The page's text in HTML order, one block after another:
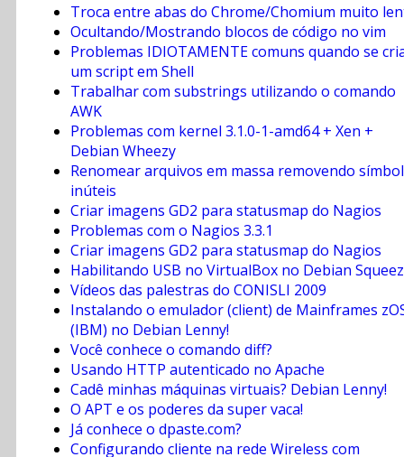
Troca entre abas do Chrome/Chomium muito
Ocultando/Mostrando blocos de código no vim
Problemas IDIOTAMENTE comuns quando se
um script em Shell
Trabalhar com substrings utilizando o comando
AWK
Problemas com kernel 3.1.0-1-amd64 + Xen +
Debian Wheezy
Renomear arquivos em massa removendo
inúteis
Criar imagens GD2 para statusmap do Nagios
Problemas com o Nagios 3.3.1
Criar imagens GD2 para statusmap do Nagios
Habilitando USB no VirtualBox no Debian
Vídeos das palestras do CONISLI 2009
Instalando o emulador (client) de Mainframes
(IBM) no Debian Lenny!
Você conhece o comando diff?
Usando HTTP autenticado no Apache
Cadê minhas máquinas virtuais? Debian Lenny!
O APT e os poderes da super vaca!
Já conhece o dpaste.com?
Configurando cliente na rede Wireless com